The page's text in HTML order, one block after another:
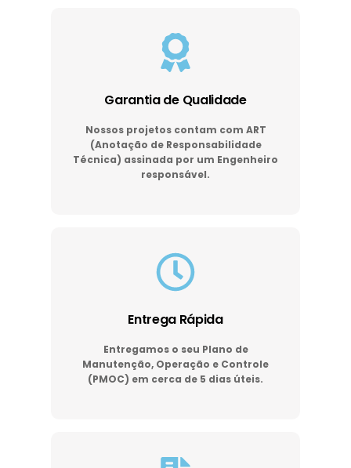
Garantia de Qualidade
Nossos projetos contam com ART
(Anotação de Responsabilidade
Técnica) assinada por um Engenheiro
responsável.
Entrega Rápida
Entregamos o seu Plano de
Manutenção, Operação e Controle
(PMOC) em cerca de 5 dias úteis.